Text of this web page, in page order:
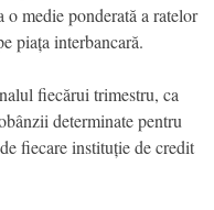
medie ponderată a ratelor
piața interbancară.
fiecărui trimestru, ca
determinate pentru
fiecare instituție de credit